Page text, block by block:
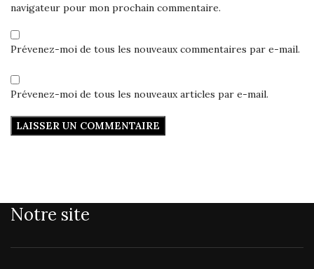
navigateur pour mon prochain commentaire.
Prévenez-moi de tous les nouveaux commentaires par e-mail.
Prévenez-moi de tous les nouveaux articles par e-mail.
Notre site